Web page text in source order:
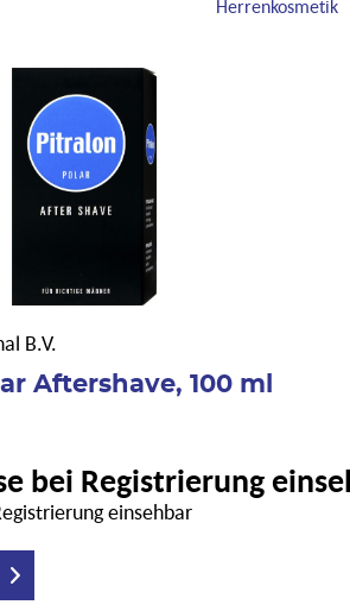
Herrenkosmetik
B.V.
Aftershave, 100 ml
bei Registrierung
einsehbar